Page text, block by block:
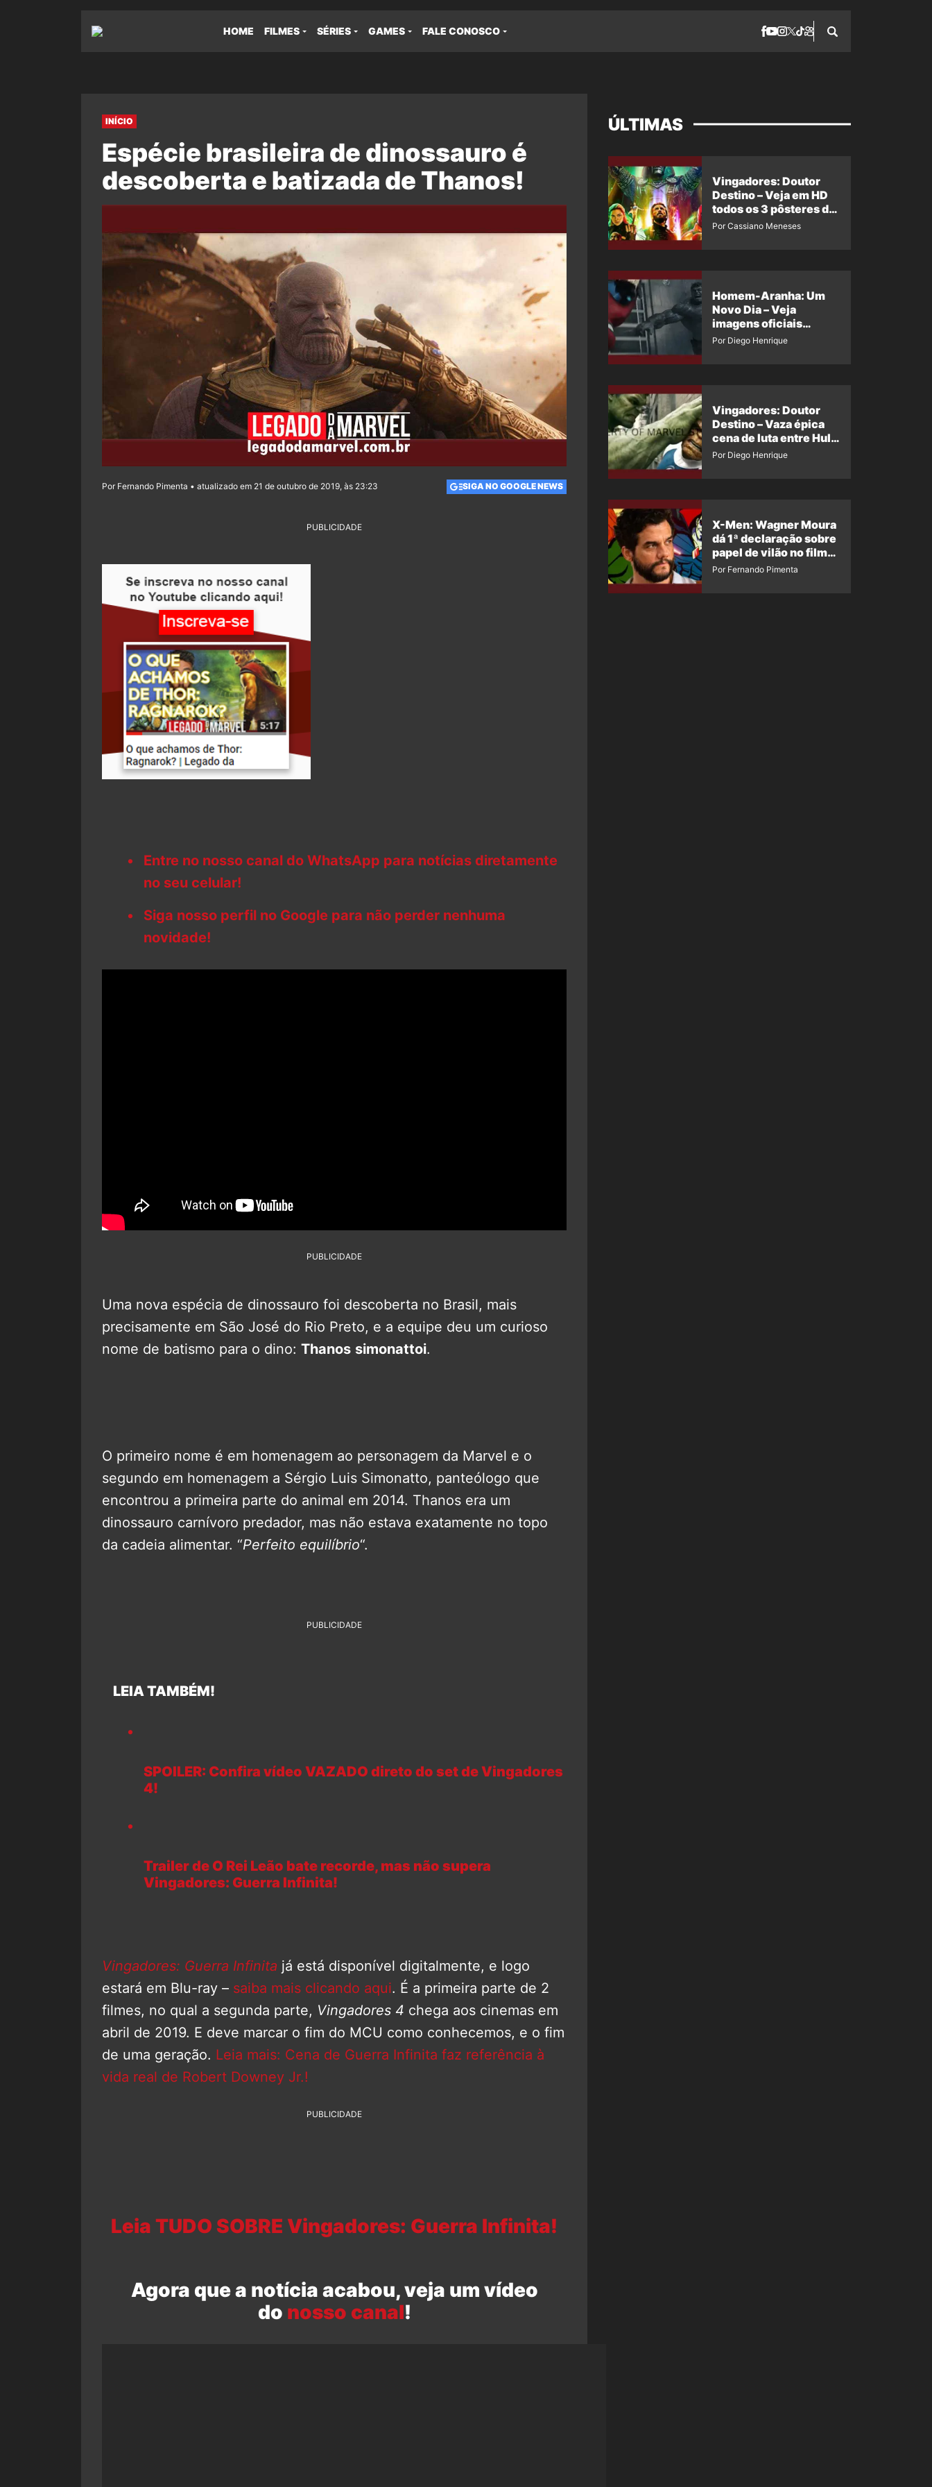
HOME FILMES SÉRIES GAMES FALE CONOSCO
INÍCIO
Espécie brasileira de dinossauro é
descoberta e batizada de Thanos!
Por Fernando Pimenta • atualizado em 21 de outubro de 2019, às 23:23 SIGA NO GOOGLE NEWS
PUBLICIDADE
Entre no nosso canal do WhatsApp para notícias diretamente
no seu celular!
Siga nosso perfil no Google para não perder nenhuma
novidade!
PUBLICIDADE
Uma nova espécia de dinossauro foi descoberta no Brasil, mais
precisamente em São José do Rio Preto, e a equipe deu um curioso
nome de batismo para o dino: Thanos simonattoi.
O primeiro nome é em homenagem ao personagem da Marvel e o
segundo em homenagem a Sérgio Luis Simonatto, panteólogo que
encontrou a primeira parte do animal em 2014. Thanos era um
dinossauro carnívoro predador, mas não estava exatamente no topo
da cadeia alimentar. “Perfeito equilíbrio“.
PUBLICIDADE
LEIA TAMBÉM!
SPOILER: Confira vídeo VAZADO direto do set de Vingadores
4!
Trailer de O Rei Leão bate recorde, mas não supera
Vingadores: Guerra Infinita!
Vingadores: Guerra Infinita já está disponível digitalmente, e logo
estará em Blu-ray – saiba mais clicando aqui. É a primeira parte de 2
filmes, no qual a segunda parte, Vingadores 4 chega aos cinemas em
abril de 2019. E deve marcar o fim do MCU como conhecemos, e o fim
de uma geração. Leia mais: Cena de Guerra Infinita faz referência à
vida real de Robert Downey Jr.!
PUBLICIDADE
Leia TUDO SOBRE Vingadores: Guerra Infinita!
Agora que a notícia acabou, veja um vídeo
do nosso canal!
ÚLTIMAS
Vingadores: Doutor
Destino – Veja em HD
todos os 3 pôsteres de
‘Doomsday’ + 1 imagem
Por Cassiano Meneses
Homem-Aranha: Um
Novo Dia – Veja
imagens oficiais
descartadas do Hulk
Por Diego Henrique
Vingadores: Doutor
Destino – Vaza épica
cena de luta entre Hulk
e o Coisa
Por Diego Henrique
X-Men: Wagner Moura
dá 1ª declaração sobre
papel de vilão no filme
da Marvel
Por Fernando Pimenta